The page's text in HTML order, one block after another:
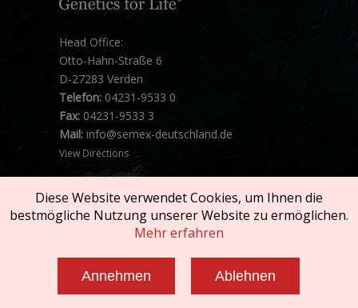
Head Office:
Otto-Hahn-Straße 6
D-27283 Verden
Telefon: 04231-9533 0
Fax: 04231-9533 3
Mail: info@semex-deutschland.de
View Directions
Impressum und AGB
Datenschutzerklärung
Diese Website verwendet Cookies, um Ihnen die
bestmögliche Nutzung unserer Website zu ermöglichen.
Mehr erfahren
Annehmen Ablehnen